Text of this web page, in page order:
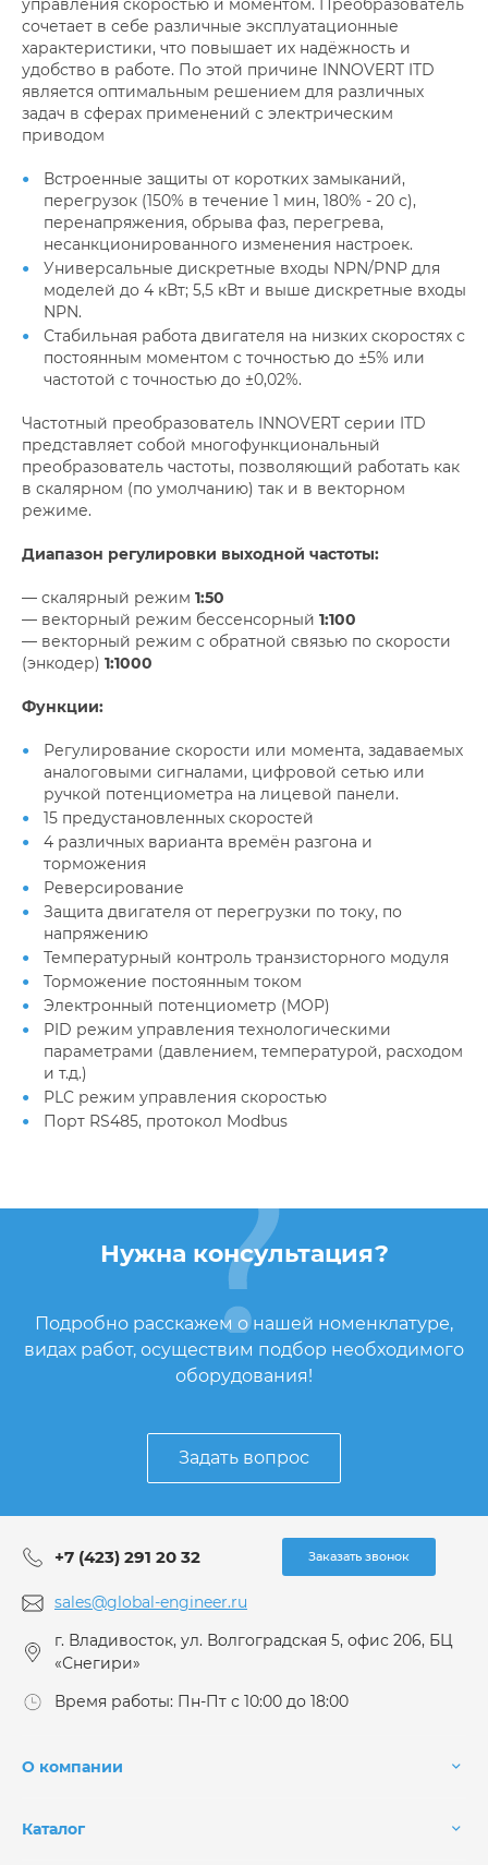
управления скоростью и моментом. Преобразователь
сочетает в себе различные эксплуатационные
характеристики, что повышает их надёжность и
удобство в работе. По этой причине INNOVERT ITD
является оптимальным решением для различных
задач в сферах применений c электрическим
приводом
Встроенные защиты от коротких замыканий,
перегрузок (150% в течение 1 мин, 180% - 20 с),
перенапряжения, обрыва фаз, перегрева,
несанкционированного изменения настроек.
Универсальные дискретные входы NPN/PNP для
моделей до 4 кВт; 5,5 кВт и выше дискретные входы
NPN.
Стабильная работа двигателя на низких скоростях с
постоянным моментом с точностью до ±5% или
частотой с точностью до ±0,02%.
Частотный преобразователь INNOVERT серии ITD
представляет собой многофункциональный
преобразователь частоты, позволяющий работать как
в скалярном (по умолчанию) так и в векторном
режиме.
Диапазон регулировки выходной частоты:
— скалярный режим 1:50
— векторный режим бессенсорный 1:100
— векторный режим с обратной связью по скорости
(энкодер) 1:1000
Функции:
Регулирование скорости или момента, задаваемых
аналоговыми сигналами, цифровой сетью или
ручкой потенциометра на лицевой панели.
15 предустановленных скоростей
4 различных варианта времён разгона и
торможения
Реверсирование
Защита двигателя от перегрузки по току, по
напряжению
Температурный контроль транзисторного модуля
Торможение постоянным током
Электронный потенциометр (MOP)
PID режим управления технологическими
параметрами (давлением, температурой, расходом
и т.д.)
PLC режим управления скоростью
Порт RS485, протокол Modbus
Нужна консультация?
Подробно расскажем о нашей номенклатуре,
видах работ, осуществим подбор необходимого
оборудования!
Задать вопрос
+7 (423) 291 20 32 Заказать звонок
sales@global-engineer.ru
г. Владивосток, ул. Волгоградская 5, офис 206, БЦ
«Снегири»
Время работы: Пн-Пт с 10:00 до 18:00
О компании
Каталог